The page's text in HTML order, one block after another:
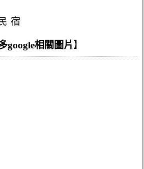
宿
google相關圖片】